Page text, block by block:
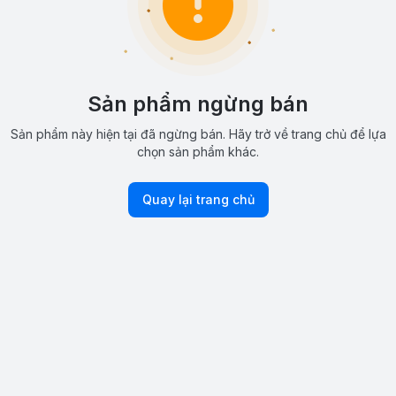
Sản phẩm ngừng bán
Sản phẩm này hiện tại đã ngừng bán. Hãy trở về trang chủ để lựa
chọn sản phẩm khác.
Quay lại trang chủ